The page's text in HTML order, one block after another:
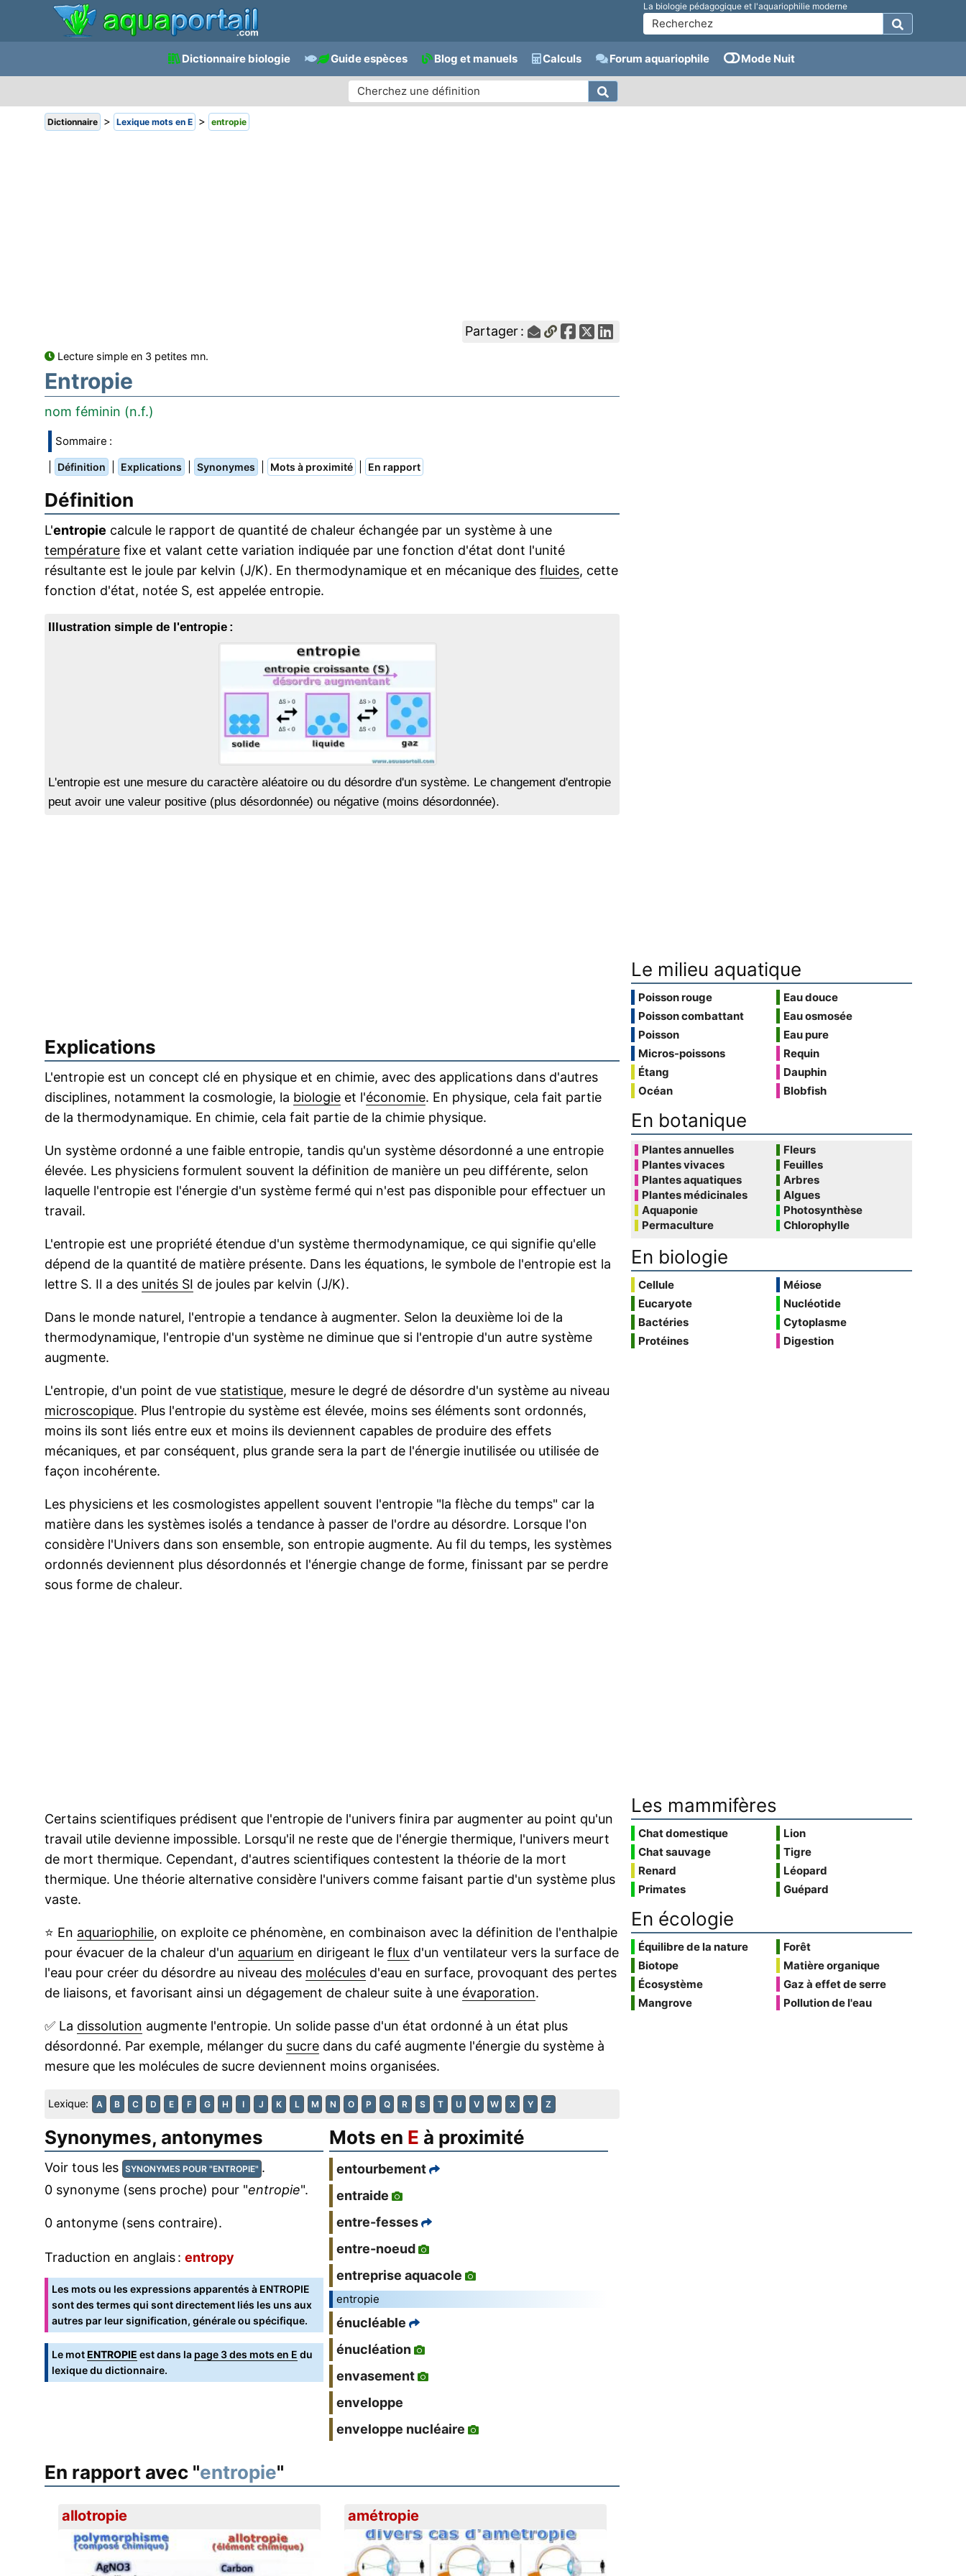
La biologie pédagogique et l'aquariophilie moderne
Dictionnaire biologie Guide espèces Blog et manuels Calculs Forum aquariophile Mode Nuit
Dictionnaire > Lexique mots en E > entropie
Partager :
Lecture simple en 3 petites mn.
Entropie
nom féminin (n.f.)
Sommaire :
Définition Explications Synonymes Mots à proximité En rapport
Définition
L'entropie calcule le rapport de quantité de chaleur échangée par un système à une
température fixe et valant cette variation indiquée par une fonction d'état dont l'unité
résultante est le joule par kelvin (J/K). En thermodynamique et en mécanique des fluides, cette
fonction d'état, notée S, est appelée entropie.
Illustration simple de l'entropie :
L'entropie est une mesure du caractère aléatoire ou du désordre d'un système. Le changement d'entropie
peut avoir une valeur positive (plus désordonnée) ou négative (moins désordonnée).
Explications
L'entropie est un concept clé en physique et en chimie, avec des applications dans d'autres
disciplines, notamment la cosmologie, la biologie et l'économie. En physique, cela fait partie
de la thermodynamique. En chimie, cela fait partie de la chimie physique.
Un système ordonné a une faible entropie, tandis qu'un système désordonné a une entropie
élevée. Les physiciens formulent souvent la définition de manière un peu différente, selon
laquelle l'entropie est l'énergie d'un système fermé qui n'est pas disponible pour effectuer un
travail.
L'entropie est une propriété étendue d'un système thermodynamique, ce qui signifie qu'elle
dépend de la quantité de matière présente. Dans les équations, le symbole de l'entropie est la
lettre S. Il a des unités SI de joules par kelvin (J/K).
Dans le monde naturel, l'entropie a tendance à augmenter. Selon la deuxième loi de la
thermodynamique, l'entropie d'un système ne diminue que si l'entropie d'un autre système
augmente.
L'entropie, d'un point de vue statistique, mesure le degré de désordre d'un système au niveau
microscopique. Plus l'entropie du système est élevée, moins ses éléments sont ordonnés,
moins ils sont liés entre eux et moins ils deviennent capables de produire des effets
mécaniques, et par conséquent, plus grande sera la part de l'énergie inutilisée ou utilisée de
façon incohérente.
Les physiciens et les cosmologistes appellent souvent l'entropie "la flèche du temps" car la
matière dans les systèmes isolés a tendance à passer de l'ordre au désordre. Lorsque l'on
considère l'Univers dans son ensemble, son entropie augmente. Au fil du temps, les systèmes
ordonnés deviennent plus désordonnés et l'énergie change de forme, finissant par se perdre
sous forme de chaleur.
Certains scientifiques prédisent que l'entropie de l'univers finira par augmenter au point qu'un
travail utile devienne impossible. Lorsqu'il ne reste que de l'énergie thermique, l'univers meurt
de mort thermique. Cependant, d'autres scientifiques contestent la théorie de la mort
thermique. Une théorie alternative considère l'univers comme faisant partie d'un système plus
vaste.
⭐ En aquariophilie, on exploite ce phénomène, en combinaison avec la définition de l'enthalpie
pour évacuer de la chaleur d'un aquarium en dirigeant le flux d'un ventilateur vers la surface de
l'eau pour créer du désordre au niveau des molécules d'eau en surface, provoquant des pertes
de liaisons, et favorisant ainsi un dégagement de chaleur suite à une évaporation.
✅ La dissolution augmente l'entropie. Un solide passe d'un état ordonné à un état plus
désordonné. Par exemple, mélanger du sucre dans du café augmente l'énergie du système à
mesure que les molécules de sucre deviennent moins organisées.
Lexique: A B C D E F G H I J K L M N O P Q R S T U V W X Y Z
Synonymes, antonymes
Voir tous les SYNONYMES POUR "ENTROPIE" .
0 synonyme (sens proche) pour "entropie".
0 antonyme (sens contraire).
Traduction en anglais : entropy
Les mots ou les expressions apparentés à ENTROPIE
sont des termes qui sont directement liés les uns aux
autres par leur signification, générale ou spécifique.
Le motENTROPIE est dans la page 3 des mots en E du
lexique du dictionnaire.
Mots en E à proximité
entourbement
entraide
entre-fesses
entre-noeud
entreprise aquacole
entropie
énucléable
énucléation
envasement
enveloppe
enveloppe nucléaire
En rapport avec "entropie"
allotropie amétropie
Le milieu aquatique
Poisson rouge
Poisson combattant
Poisson
Micros-poissons
Étang
Océan
Eau douce
Eau osmosée
Eau pure
Requin
Dauphin
Blobfish
En botanique
Plantes annuelles
Plantes vivaces
Plantes aquatiques
Plantes médicinales
Aquaponie
Permaculture
Fleurs
Feuilles
Arbres
Algues
Photosynthèse
Chlorophylle
En biologie
Cellule
Eucaryote
Bactéries
Protéines
Méiose
Nucléotide
Cytoplasme
Digestion
Les mammifères
Chat domestique
Chat sauvage
Renard
Primates
Lion
Tigre
Léopard
Guépard
En écologie
Équilibre de la nature
Biotope
Écosystème
Mangrove
Forêt
Matière organique
Gaz à effet de serre
Pollution de l'eau